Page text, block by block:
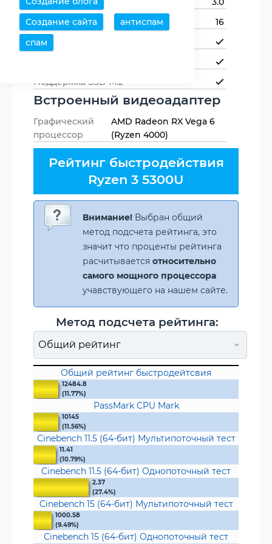
Создание сайта
антиспам
спам
Линий PCIe
16
Поддержка NVMe
Поддержка SSD M.2
Встроенный видеоадаптер
Графический
процессор
AMD Radeon RX Vega 6
(Ryzen 4000)
Рейтинг быстродействия
Ryzen 3 5300U
Внимание! Выбран общий
метод подсчета рейтинга, это
значит что проценты рейтинга
расчитывается относительно
самого мощного процессора
учавствующего на нашем сайте.
Метод подсчета рейтинга:
Общий рейтинг быстродейтсвия
12484.8
(11.77%)
PassMark CPU Mark
10145
(11.56%)
Cinebench 11.5 (64-бит) Мультипоточный тест
11.41
(10.79%)
Cinebench 11.5 (64-бит) Однопоточный тест
2.37
(27.4%)
Cinebench 15 (64-бит) Мультипоточный тест
1000.58
(9.49%)
Cinebench 15 (64-бит) Однопоточный тест